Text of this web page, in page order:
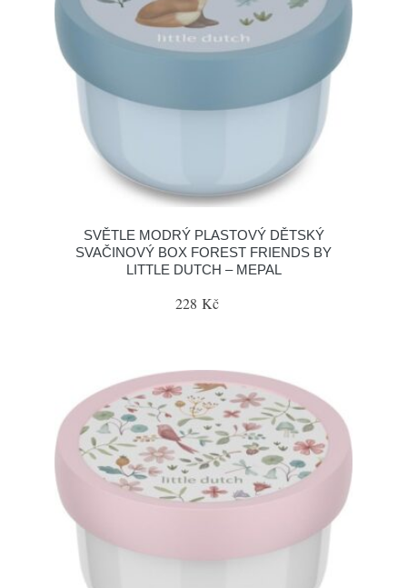
SVĚTLE MODRÝ PLASTOVÝ DĚTSKÝ
SVAČINOVÝ BOX FOREST FRIENDS BY
LITTLE DUTCH – MEPAL
228 Kč